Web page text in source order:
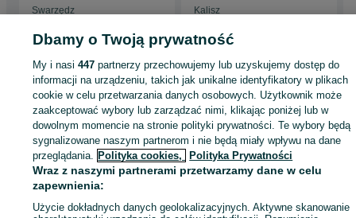
Swarzędz
Kalisz
Strona główna Moda Ubrania męskie Spodnie
Klasyczne spodnie
Klasyczne spodnie - Dolnośląskie
Klasyczne spodnie - Wrocław
Klasyczne
spodnie - Fabryczna
KATEGORIA
Dbamy o Twoją prywatność
My i nasi447 partnerzy przechowujemy lub uzyskujemy dostęp do
informacji na urządzeniu, takich jak unikalne identyfikatory w plikach
cookie w celu przetwarzania danych osobowych. Użytkownik może
zaakceptować wybory lub zarządzać nimi, klikając poniżej lub w
dowolnym momencie na stronie polityki prywatności. Te wybory będą
sygnalizowane naszym partnerom i nie będą miały wpływu na dane
przeglądania. Polityka cookies, Polityka Prywatności
Wraz z naszymi partnerami przetwarzamy dane w celu
zapewnienia:
Użycie dokładnych danych geolokalizacyjnych. Aktywne skanowanie